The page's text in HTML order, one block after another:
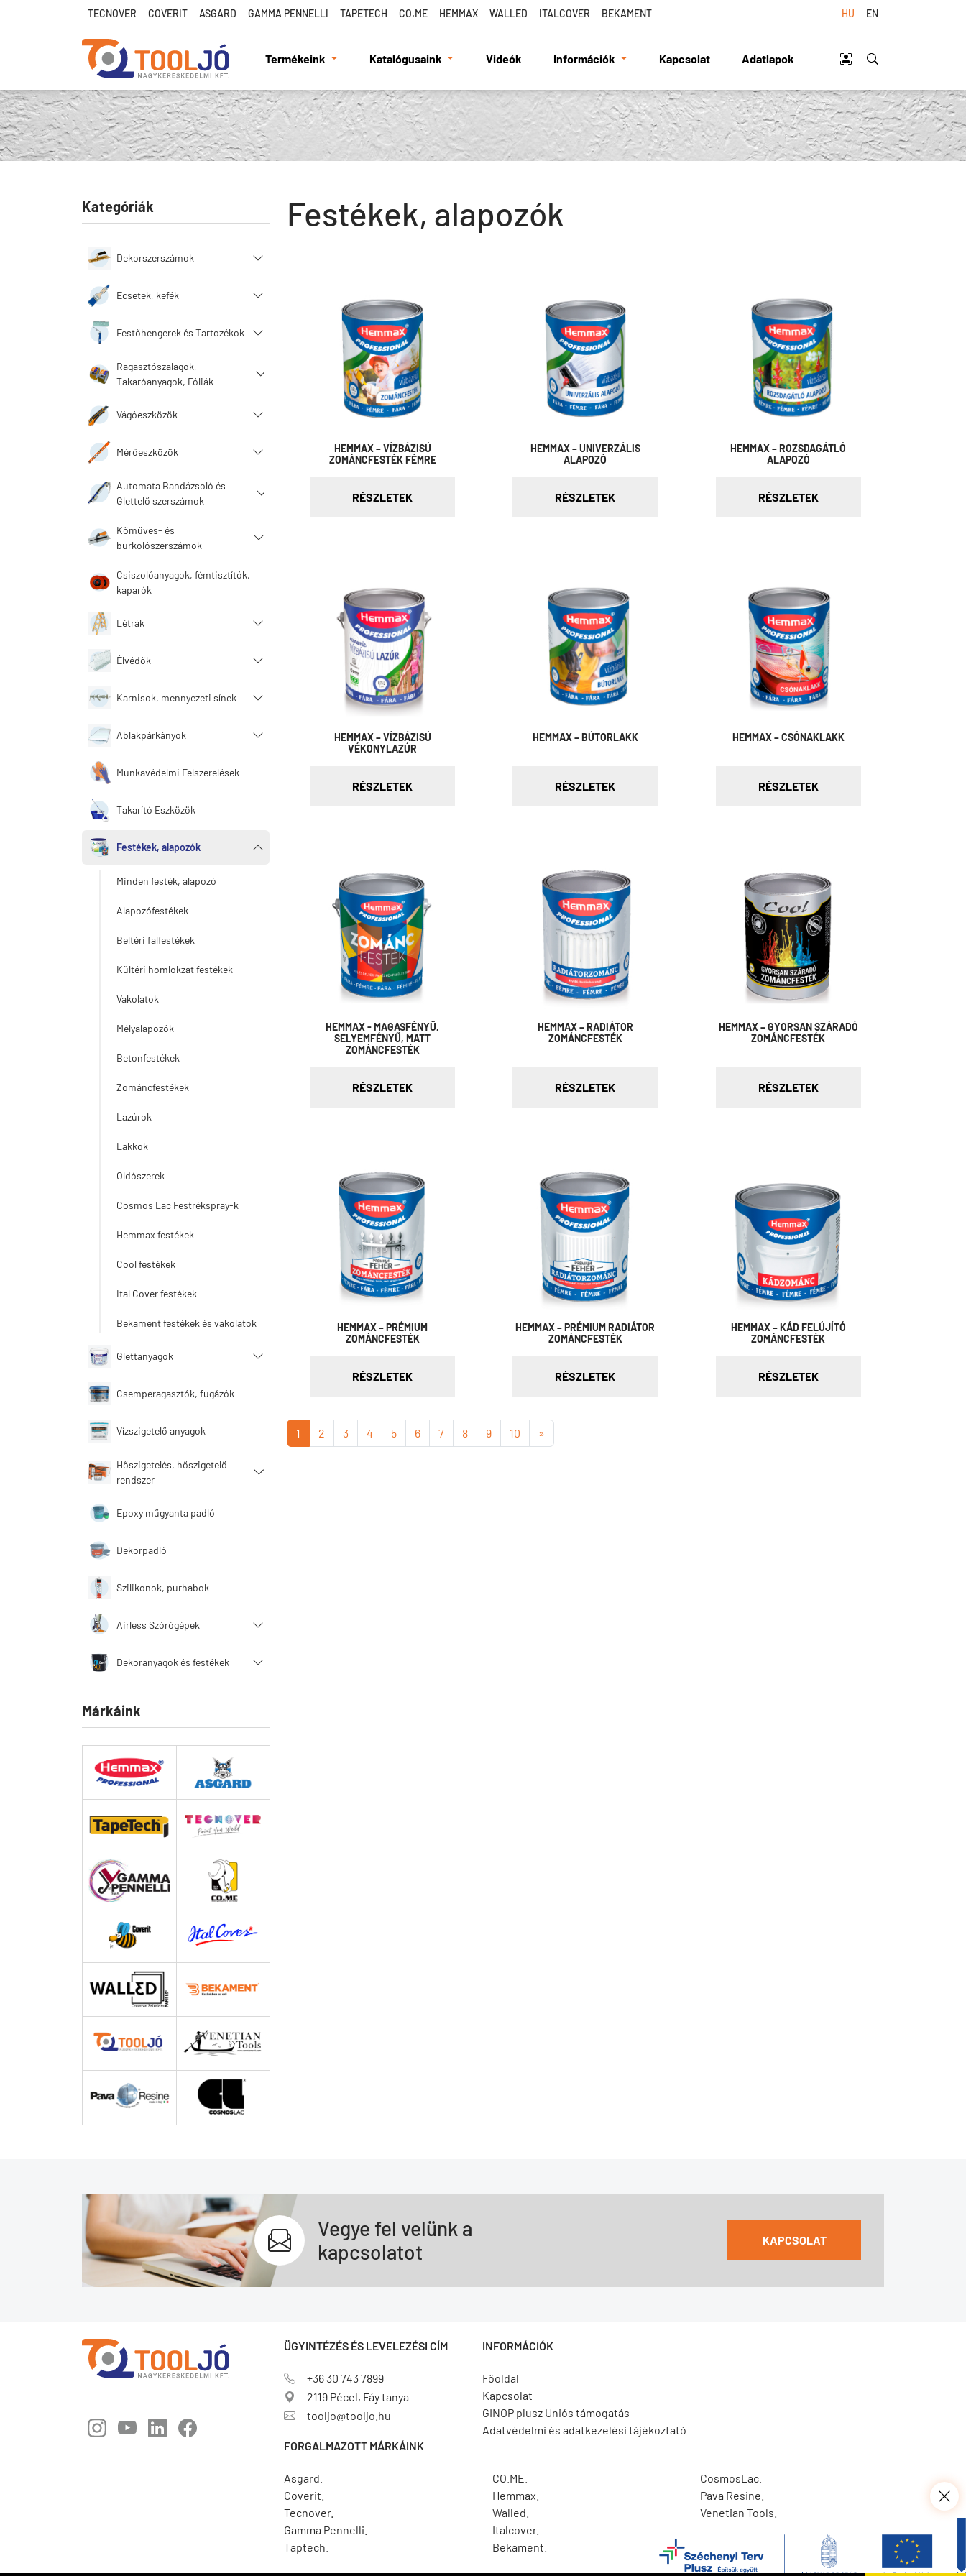
TECNOVER COVERIT ASGARD GAMMA PENNELLI TAPETECH CO.ME HEMMAX WALLED ITALCOVER BEKAMENT HU EN
Tool Jó
Termékeink Katalógusaink Videók Információk Kapcsolat Adatlapok
Kategóriák
Dekorszerszámok
Ecsetek, kefék
Festőhengerek és Tartozékok
Ragasztószalagok,
Takaróanyagok, Fóliák
Vágóeszközök
Mérőeszközök
Automata Bandázsoló és
Glettelő szerszámok
Kőműves- és
burkolószerszámok
Csiszolóanyagok, fémtisztítók,
kaparók
Létrák
Élvédők
Karnisok, mennyezeti sínek
Ablakpárkányok
Munkavédelmi Felszerelések
Takarító Eszközök
Festékek, alapozók
Minden festék, alapozó
Alapozófestékek
Beltéri falfestékek
Kültéri homlokzat festékek
Vakolatok
Mélyalapozók
Betonfestékek
Zománcfestékek
Lazúrok
Lakkok
Oldószerek
Cosmos Lac Festrékspray-k
Hemmax festékek
Cool festékek
Ital Cover festékek
Bekament festékek és vakolatok
Glettanyagok
Csemperagasztók, fugázók
Vízszigetelő anyagok
Hőszigetelés, hőszigetelő
rendszer
Epoxy műgyanta padló
Dekorpadló
Szilikonok, purhabok
Airless Szórógépek
Dekoranyagok és festékek
Márkáink
Festékek, alapozók
HEMMAX – VÍZBÁZISÚ
ZOMÁNCFESTÉK FÉMRE
RÉSZLETEK
HEMMAX – UNIVERZÁLIS
ALAPOZÓ
RÉSZLETEK
HEMMAX – ROZSDAGÁTLÓ
ALAPOZÓ
RÉSZLETEK
HEMMAX – VÍZBÁZISÚ
VÉKONYLAZÚR
RÉSZLETEK
HEMMAX – BÚTORLAKK
RÉSZLETEK
HEMMAX – CSÓNAKLAKK
RÉSZLETEK
HEMMAX - MAGASFÉNYŰ,
SELYEMFÉNYŰ, MATT
ZOMÁNCFESTÉK
RÉSZLETEK
HEMMAX – RADIÁTOR
ZOMÁNCFESTÉK
RÉSZLETEK
HEMMAX – GYORSAN SZÁRADÓ
ZOMÁNCFESTÉK
RÉSZLETEK
HEMMAX – PRÉMIUM
ZOMÁNCFESTÉK
RÉSZLETEK
HEMMAX – PRÉMIUM RADIÁTOR
ZOMÁNCFESTÉK
RÉSZLETEK
HEMMAX – KÁD FELÚJÍTÓ
ZOMÁNCFESTÉK
RÉSZLETEK
1 2 3 4 5 6 7 8 9 10 »
Vegye fel velünk a
kapcsolatot
KAPCSOLAT
ÜGYINTÉZÉS ÉS LEVELEZÉSI CÍM
+36 30 743 7899
2119 Pécel, Fáy tanya
tooljo@tooljo.hu
INFORMÁCIÓK
Főoldal
Kapcsolat
GINOP plusz Uniós támogatás
Adatvédelmi és adatkezelési tájékoztató
FORGALMAZOTT MÁRKÁINK
Asgard.
Coverit.
Tecnover.
Gamma Pennelli.
Taptech.
CO.ME.
Hemmax.
Walled.
Italcover.
Bekament.
CosmosLac.
Pava Resine.
Venetian Tools.